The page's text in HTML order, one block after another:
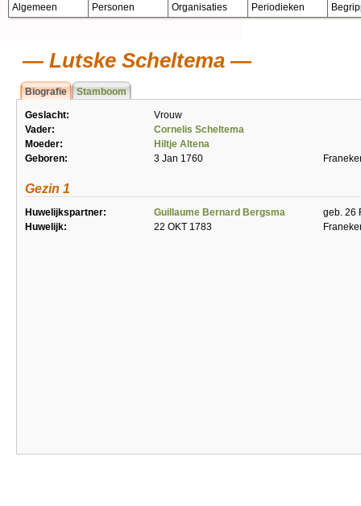
Algemeen Personen Organisaties Periodieken
Lutske Scheltema
Biografie Stamboom
Geslacht:
Vrouw
Vader:
Cornelis Scheltema
Moeder:
Hiltje Altena
Geboren:
3 Jan 1760
Gezin 1
Huwelijkspartner: Guillaume Bernard Bergsma
geb. 26
Huwelijk:
22 OKT 1783